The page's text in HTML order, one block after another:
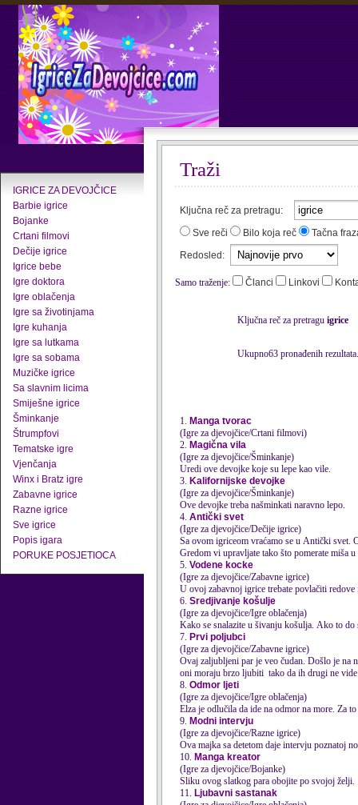
IGRICE ZA DEVOJČICE
Barbie igrice
Bojanke
Crtani filmovi
Dečije igrice
Igrice bebe
Igre doktora
Igre oblačenja
Igre sa životinjama
Igre kuhanja
Igre sa lutkama
Igre sa sobama
Muzičke igrice
Sa slavnim licima
Smiješne igrice
Šminkanje
Štrumpfovi
Tematske igre
Vjenčanja
Winx i Bratz igre
Zabavne igrice
Razne igrice
Sve igrice
Popis igara
PORUKE POSJETIOCA
Traži
Ključna reč za pretragu:
Sve reči
Bilo koja reč
Tačna
Redosled:
Samo traženje: Članci Linkovi
Ključna reč za pretragu igrice
Ukupno63 pronađenih rezultata.
1. Manga tvorac
(Igre za djevojčice/Crtani filmovi)
2. Magična vila
(Igre za djevojčice/Šminkanje)
Uredi ove devojke koje su lepe kao vile.
3. Kalifornijske devojke
(Igre za djevojčice/Šminkanje)
Ove devojke treba našminkati naravno lepo.
4. Antički svet
(Igre za djevojčice/Dečije igrice)
Sa ovom igriceom vraćamo se u Antički svet.
Gredom vi upravljate tako što pomerate miša
5. Vodene kocke
(Igre za djevojčice/Zabavne igrice)
U ovoj zabavnoj igrice trebate povlačiti
6. Sredjivanje košulje
(Igre za djevojčice/Igre oblačenja)
Kako se snalazite u šivanju košulja. Ako to
7. Prvi poljubci
(Igre za djevojčice/Zabavne igrice)
Ovaj zaljubljeni par je veo čudan. Došlo je na
oni moraju brzo ljubiti tako da ih drugi ne
8. Odmor ljeti
(Igre za djevojčice/Igre oblačenja)
Elza je odlučila da ide na odmor na more. Za
9. Modni intervju
(Igre za djevojčice/Razne igrice)
Ova majka sa detetom daje intervju poznatoj
10. Manga kreator
(Igre za djevojčice/Bojanke)
Sliku ovog slatkog para obojite po svojoj želji.
11. Ljubavni sastanak